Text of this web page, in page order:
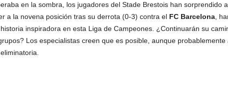
en la sombra, los jugadores del Stade Brestois han sorprendido
a la novena posición tras su derrota (0-3) contra el FC Barcelona,
inspiradora en esta Liga de Campeones. ¿Continuarán su
Los especialistas creen que es posible, aunque probablemente